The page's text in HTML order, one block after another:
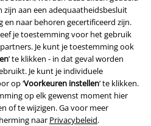
aan een adequaatheidsbesluit
en naar behoren gecertificeerd zijn.
je toestemming voor het gebruik
Je kunt je toestemming ook
’ te klikken - in dat geval worden
Je kunt je individuele
op ‘Voorkeuren instellen’ te klikken.
op elk gewenst moment hier
of te wijzigen. Ga voor meer
naar Privacybeleid.